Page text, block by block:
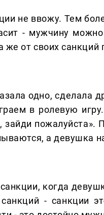
не ввожу. Тем
- мужчину
же от своих
одно, сделала
в ролевую
пожалуйста».
а девушка
когда
- санкции